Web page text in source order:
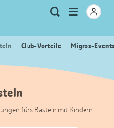
Meta
Navigation
Suche
Menu
öffnen
Club-Vorteile Migros-
fürs Basteln mit Kindern